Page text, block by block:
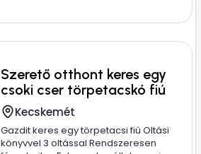
Szerető otthont keres egy
csoki cser törpetacskó fiú
Kecskemét
Gazdit keres egy törpetacsi fiú Oltási
könyvvel 3 oltással Rendszeresen